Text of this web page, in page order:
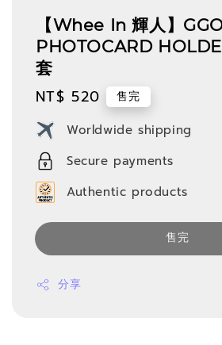
【Whee In 輝人】
PHOTOCARD
套
Regular
price
NT$ 520 售完
Worldwide shipping
Secure payments
Authentic products
售完
分享